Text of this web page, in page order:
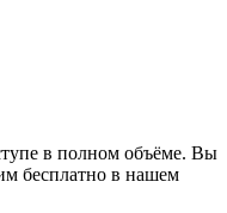
в полном объёме. Вы
бесплатно в нашем